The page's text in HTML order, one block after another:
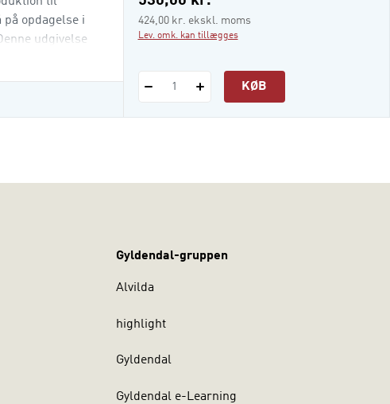
opdagelse i
udgivelse
424,00 kr. ekskl. moms
Lev. omk. kan tillægges
1 KØB
Gyldendal-gruppen
Alvilda
highlight
Gyldendal
Gyldendal e-Learning